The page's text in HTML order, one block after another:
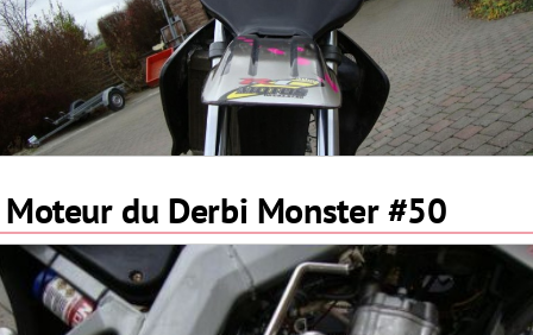
Moteur du Derbi Monster #50